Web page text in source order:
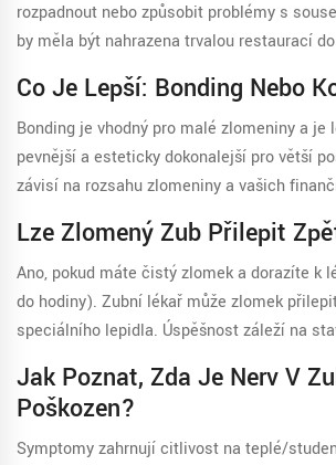
rozpadnout nebo způsobit problémy s
by měla být nahrazena trvalou restaurací
Co Je Lepší: Bonding Nebo
Bonding je vhodný pro malé zlomeniny a je
pevnější a esteticky dokonalejší pro větší
závisí na rozsahu zlomeniny a vašich
Lze Zlomený Zub Přilepit
Ano, pokud máte čistý zlomek a dorazíte k
do hodiny). Zubní lékař může zlomek
speciálního lepidla. Úspěšnost záleží na
Jak Poznat, Zda Je Nerv V
Poškozen?
Symptomy zahrnují citlivost na teplé/